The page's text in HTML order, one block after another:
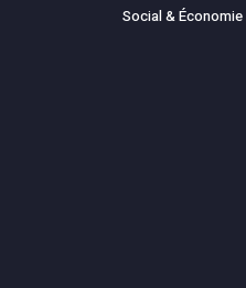
Social & Économie